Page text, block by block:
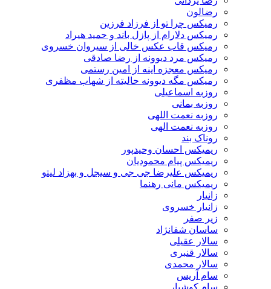
رضالون
رمیکس چرا تو از فرزاد فرزین
رمیکس دلارام از پازل باند و حمید هیراد
رمیکس قاب عکس خالی از سیروان خسروی
رمیکس مرد دیوونه از رضا صادقی
رمیکس معجزه اینه از امین رستمی
رمیکس مگه دیوونه حالیته از شهاب مظفری
روزبه اسماعیلی
روزبه بمانی
روزبه نعمت اللهی
روزبه نعمت الهی
روناک بند
ریمیکس احسان وحیدپور
ریمیکس پیام محمودیان
ریمیکس علیرضا جی جی و سیجل و بهزاد لیتو
ریمیکس مانی رهنما
زانیار
زانیار خسروی
زیر صفر
ساسان شفانژاد
سالار عقیلی
سالار قنبری
سالار محمدی
سام آریس
سام کوشیار